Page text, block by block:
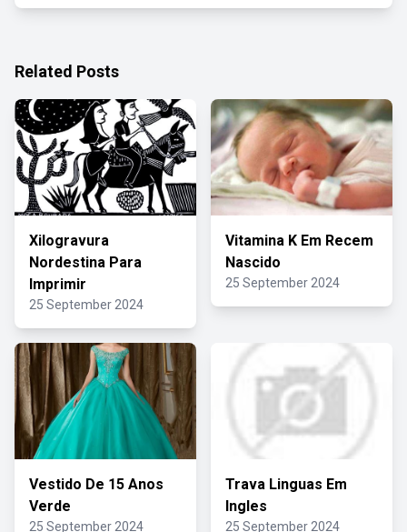
Related Posts
Xilogravura
Nordestina Para
Imprimir
25 September 2024
Vitamina K Em Recem
Nascido
25 September 2024
Vestido De 15 Anos
Verde
25 September 2024
Trava Linguas Em
Ingles
25 September 2024